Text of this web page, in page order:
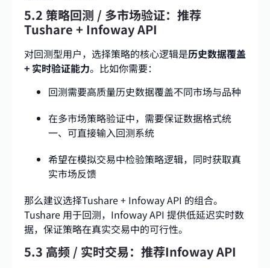
5.2 策略回测 / 多市场验证：推荐
Tushare + Infoway API
对回测型用户，选择策略的核心逻辑是历史数据覆盖
+ 实时验证能力。比如你需要：
回测需要高质量历史数据覆盖不同市场与品种
在多市场策略验证中，需要保证数据格式统
一、可直接输入回测系统
希望在模拟交易中检验策略逻辑，同时获取真
实市场反馈
那么建议选择Tushare + Infoway API 的组合。
Tushare 用于回测，Infoway API 提供低延迟实时数
据，保证策略在真实交易中的可行性。
5.3 高频 / 实时交易：推荐Infoway API